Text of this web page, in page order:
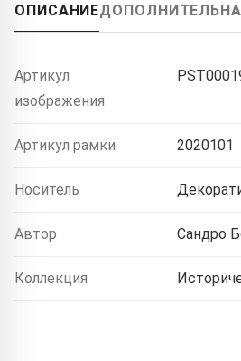
ОПИСАНИЕ
Артикул
изображения
Артикул рамки 2020101
Носитель
Автор Сандро
Коллекция